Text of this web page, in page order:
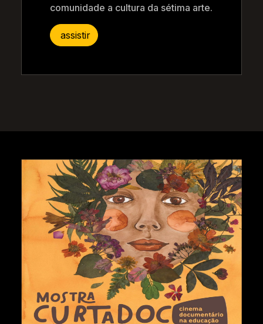
comunidade a cultura da sétima arte.
assistir